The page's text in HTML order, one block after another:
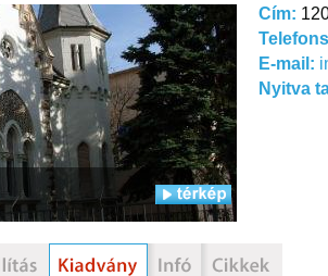
Cím:
E-mail:
Nyitva